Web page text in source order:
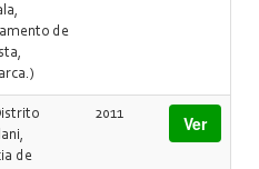
de
de
2011 Ver